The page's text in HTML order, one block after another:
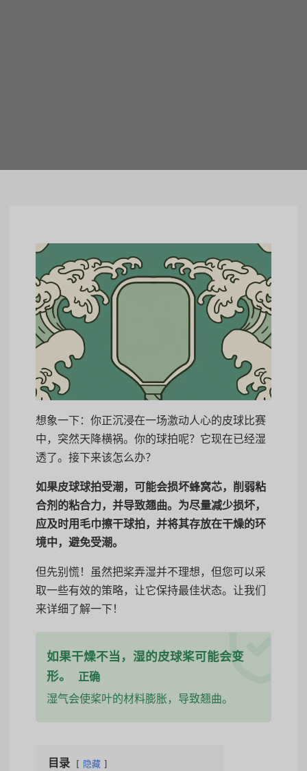
想象一下：你正沉浸在一场激动人心的皮球比赛
中，突然天降横祸。你的球拍呢？它现在已经湿
透了。接下来该怎么办？
如果皮球球拍受潮，可能会损坏蜂窝芯，削弱粘
合剂的粘合力，并导致翘曲。为尽量减少损坏，
应及时用毛巾擦干球拍，并将其存放在干燥的环
境中，避免受潮。
但先别慌！虽然把桨弄湿并不理想，但您可以采
取一些有效的策略，让它保持最佳状态。让我们
来详细了解一下！
如果干燥不当，湿的皮球桨可能会变
形。
正确
湿气会使桨叶的材料膨胀，导致翘曲。
目录 隐藏